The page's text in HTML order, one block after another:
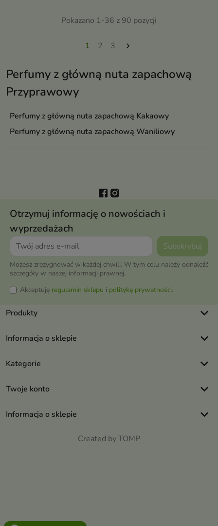
Perfumy z główną nuta zapachową
Przyprawowy
Perfumy z główną nuta zapachową Kakaowy
Perfumy z główną nuta zapachową Waniliowy
Pokazano 1-36 z 90 pozycji
1 2 3 
Otrzymuj informację o nowościach i
wyprzedażach
Możesz zrezygnować w każdej chwili. W tym celu należy odnaleźć
szczegóły w naszej informacji prawnej.
Akceptuję regulamin sklepu i politykę prywatności.
Produkty keyboard_arrow_down
Informacja o sklepie keyboard_arrow_down
Kategorie keyboard_arrow_down
Twoje konto keyboard_arrow_down
Informacja o sklepie keyboard_arrow_down
Created by TOMP